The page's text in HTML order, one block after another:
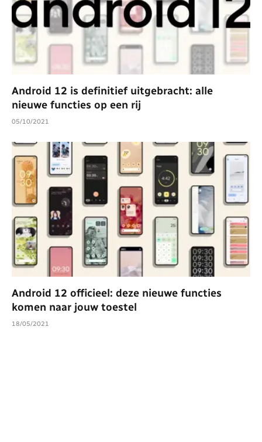
Android 12 is definitief uitgebracht: alle
nieuwe functies op een rij
05/10/2021
Android 12 officieel: deze nieuwe functies
komen naar jouw toestel
18/05/2021